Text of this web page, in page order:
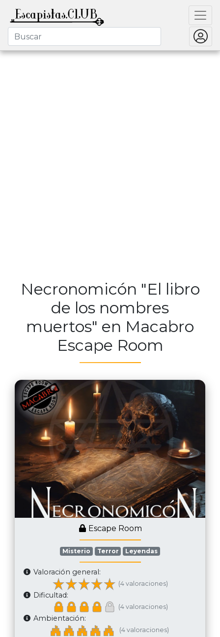
Necronomicón "El libro
de los nombres
muertos" en Macabro
Escape Room
Escape Room
Misterio Terror Leyendas
Valoración general:
(4 valoraciones)
Dificultad:
(4 valoraciones)
Ambientación:
(4 valoraciones)